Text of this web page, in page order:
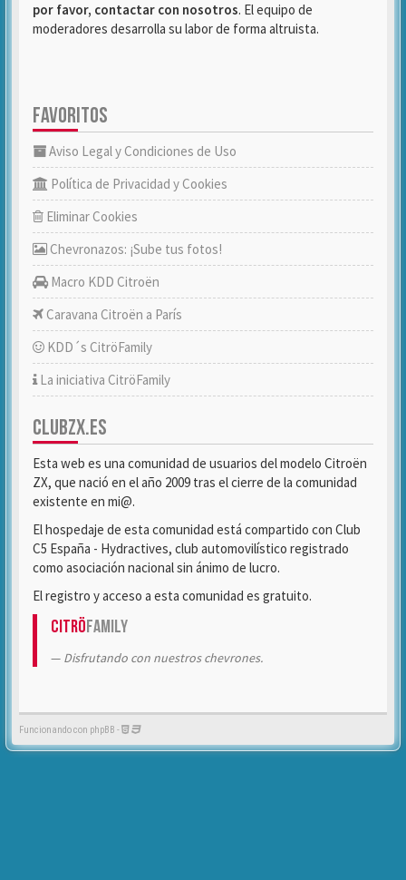
por favor, contactar con nosotros. El equipo de
moderadores desarrolla su labor de forma altruista.
FAVORITOS
Aviso Legal y Condiciones de Uso
Política de Privacidad y Cookies
Eliminar Cookies
Chevronazos: ¡Sube tus fotos!
Macro KDD Citroën
Caravana Citroën a París
KDD´s CitröFamily
La iniciativa CitröFamily
CLUBZX.ES
Esta web es una comunidad de usuarios del modelo Citroën
ZX, que nació en el año 2009 tras el cierre de la comunidad
existente en mi@.
El hospedaje de esta comunidad está compartido con Club
C5 España - Hydractives, club automovilístico registrado
como asociación nacional sin ánimo de lucro.
El registro y acceso a esta comunidad es gratuito.
CitröFamily
Disfrutando con nuestros chevrones.
Funcionando con phpBB -